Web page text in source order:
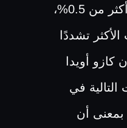
زوج الدولار ين بنحو أكثر من 0.5%،
تشددًا
كازو أويدا
التالية في
بمعنى أن